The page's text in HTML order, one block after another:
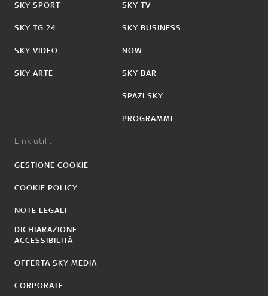
SKY SPORT
SKY TG 24
SKY VIDEO
SKY ARTE
SKY TV
SKY BUSINESS
NOW
SKY BAR
SPAZI SKY
PROGRAMMI
Link utili:
GESTIONE COOKIE
COOKIE POLICY
NOTE LEGALI
DICHIARAZIONE
ACCESSIBILITÀ
OFFERTA SKY MEDIA
CORPORATE